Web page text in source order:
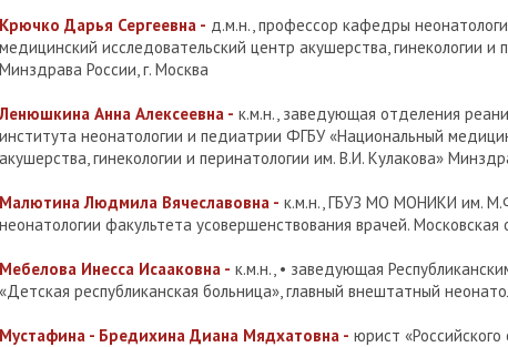
Крючко Дарья Сергеевна - д.м.н., профессор кафедры
медицинский исследовательский центр акушерства, гинекологии и
Минздрава России, г. Москва
Ленюшкина Анна Алексеевна - к.м.н., заведующая отделения
института неонатологии и педиатрии ФГБУ «Национальный
акушерства, гинекологии и перинатологии им. В.И. Кулакова»
Малютина Людмила Вячеславовна - к.м.н., ГБУЗ МО МОНИКИ им.
неонатологии факультета усовершенствования врачей. Московская
Мебелова Инесса Исааковна - к.м.н., • заведующая
«Детская республиканская больница», главный внештатный
Мустафина - Бредихина Диана Мядхатовна - юрист